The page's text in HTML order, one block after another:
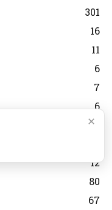
301
16
11
6
7
6
43
12
80
67
×